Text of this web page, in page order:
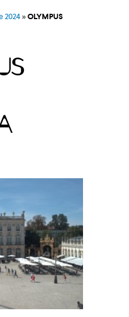
2024»OLYMPUS